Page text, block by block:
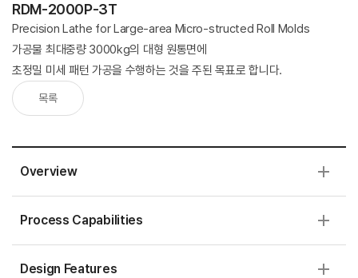
RDM-2000P-3T
Precision Lathe for Large-area Micro-structed Roll Molds
가공물 최대중량 3000kg의 대형 원통면에
초정밀 미세 패턴 가공을 수행하는 것을 주된 목표로 합니다.
목록
Overview
Process Capabilities
Design Features